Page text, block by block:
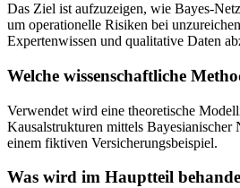
Das Ziel ist aufzuzeigen, wie Bayes-
um operationelle Risiken bei
Expertenwissen und qualitative Daten
Welche wissenschaftliche
Verwendet wird eine theoretische
Kausalstrukturen mittels Bayesianischer
einem fiktiven Versicherungsbeispiel.
Was wird im Hauptteil